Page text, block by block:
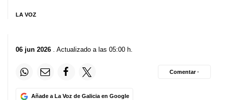
LA VOZ
06 jun 2026 . Actualizado a las 05:00 h.
Añade a La Voz de Galicia en Google
Comentar ·